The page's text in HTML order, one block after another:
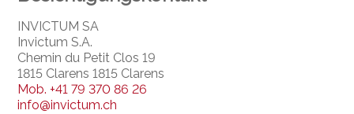
INVICTUM SA
Invictum S.A.
Chemin du Petit Clos 19
1815 Clarens 1815 Clarens
Mob.+41 79 370 86 26
info@invictum.ch